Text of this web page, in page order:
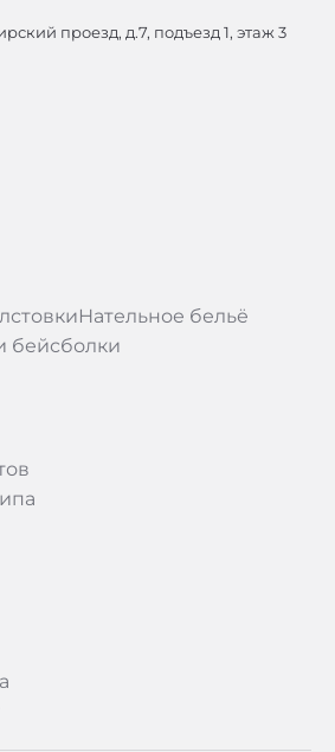
проезд, д.7, подъезд 1, этаж 3
Нательное бельё
бейсболки